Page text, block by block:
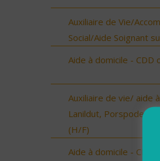
Auxiliaire de Vie/
Social/Aide Soignant
Aide à domicile - CDD
Auxiliaire de vie/ aide
Lanildut, Porspoder,
(H/F)
Aide à domicile - CDD